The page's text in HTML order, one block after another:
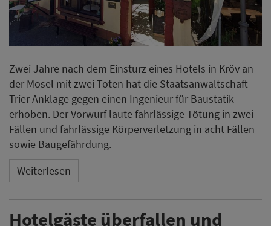
Zwei Jahre nach dem Einsturz eines Hotels in Kröv an
der Mosel mit zwei Toten hat die Staatsanwaltschaft
Trier Anklage gegen einen Ingenieur für Baustatik
erhoben. Der Vorwurf laute fahrlässige Tötung in zwei
Fällen und fahrlässige Körperverletzung in acht Fällen
sowie Baugefährdung.
Weiterlesen
Hotelgäste überfallen und